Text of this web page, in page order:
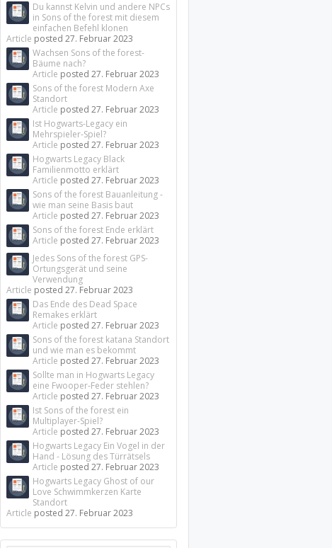
Du kannst Kelvin und andere NPCs
in Sons of the forest mit diesem
einfachen Befehl klonen
Article posted27. Februar 2023
Wachsen Sons of the forest-
Bäume nach?
Article posted27. Februar 2023
Sons of the forest Modern Axe
Standort
Article posted27. Februar 2023
Ist Hogwarts-Legacy ein
Mehrspieler-Spiel?
Article posted27. Februar 2023
Hogwarts Legacy Black
Familienmotto erklärt
Article posted27. Februar 2023
Sons of the forest Bauanleitung -
wie man seine Basis baut
Article posted27. Februar 2023
Sons of the forest Ende erklärt
Article posted27. Februar 2023
Jedes Sons of the forest GPS-
Ortungsgerät und seine
Verwendung
Article posted27. Februar 2023
Das Ende des Dead Space
Remakes erklärt
Article posted27. Februar 2023
Sons of the forest katana Standort
und wie man es bekommt
Article posted27. Februar 2023
Sollte man in Hogwarts Legacy
eine Fwooper-Feder stehlen?
Article posted27. Februar 2023
Ist Sons of the forest ein
Multiplayer-Spiel?
Article posted27. Februar 2023
Hogwarts Legacy Ein Vogel in der
Hand - Lösung des Türrätsels
Article posted27. Februar 2023
Hogwarts Legacy Ghost of our
Love Schwimmkerzen Karte
Standort
Article posted27. Februar 2023